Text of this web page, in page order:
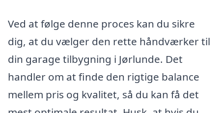
Ved at følge denne proces kan du sikre
dig, at du vælger den rette håndværker til
din garage tilbygning i Jørlunde. Det
handler om at finde den rigtige balance
mellem pris og kvalitet, så du kan få det